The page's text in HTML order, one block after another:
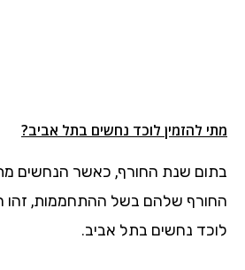
מתי להזמין לוכד נחשים בתל אביב?
בתום שנת החורף, כאשר הנחשים
החורף שלהם בשל ההתחממות, זהו
לוכד נחשים בתל אביב.